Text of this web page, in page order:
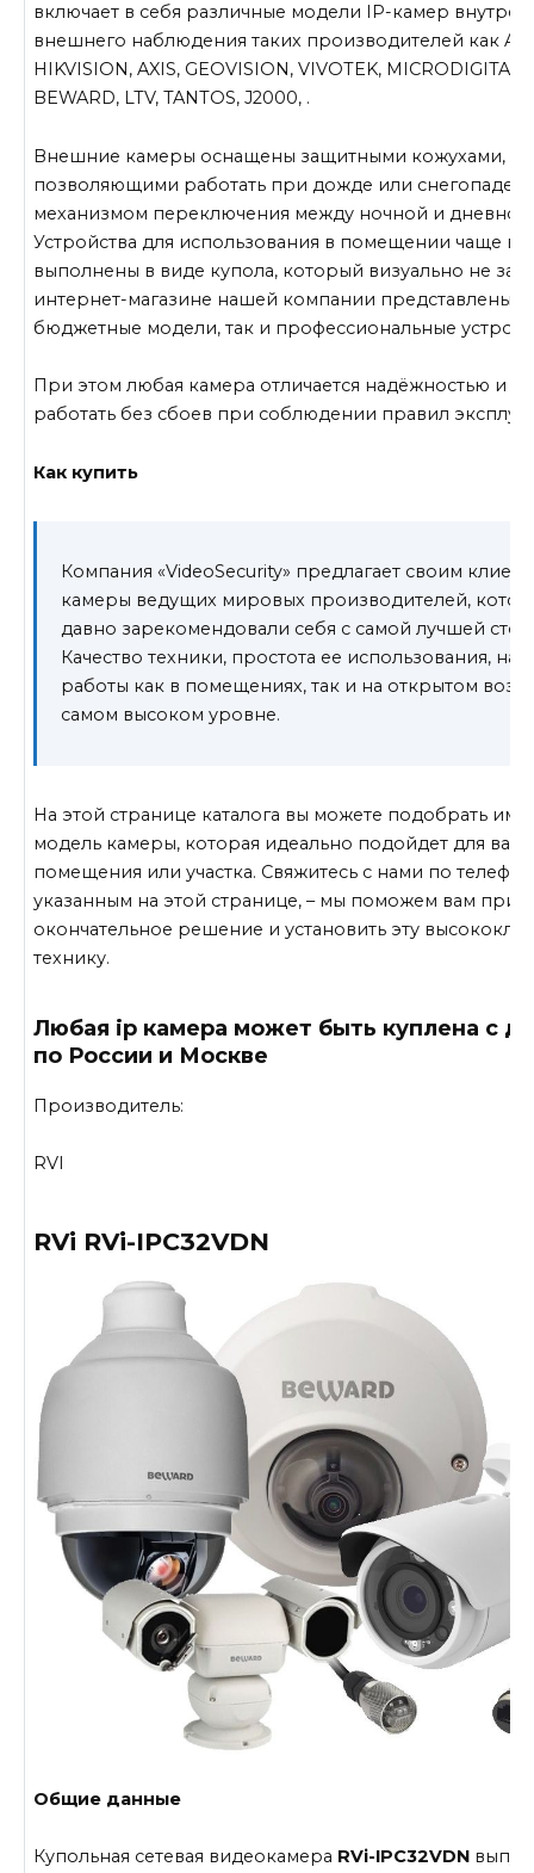
включает в себя различные модели IP-камер
внешнего наблюдения таких производителей как
HIKVISION, AXIS, GEOVISION, VIVOTEK, MICRODIGITAL,
BEWARD, LTV, TANTOS, J2000, .
Внешние камеры оснащены защитными кожухами,
позволяющими работать при дожде или снегопаде и
механизмом переключения между ночной и дневной
Устройства для использования в помещении чаще
выполнены в виде купола, который визуально не
интернет-магазине нашей компании представлены
бюджетные модели, так и профессиональные
При этом любая камера отличается надёжностью и
работать без сбоев при соблюдении правил
Как купить
Компания «VideoSecurity» предлагает своим
камеры ведущих мировых производителей,
давно зарекомендовали себя с самой лучшей
Качество техники, простота ее использования,
работы как в помещениях, так и на открытом
самом высоком уровне.
На этой странице каталога вы можете подобрать
модель камеры, которая идеально подойдет для
помещения или участка. Свяжитесь с нами по
указанным на этой странице, – мы поможем вам
окончательное решение и установить эту
технику.
Любая ip камера может быть куплена с
по России и Москве
Производитель:
RVI
RVi RVi-IPC32VDN
Общие данные
Купольная сетевая видеокамера RVi-IPC32VDN